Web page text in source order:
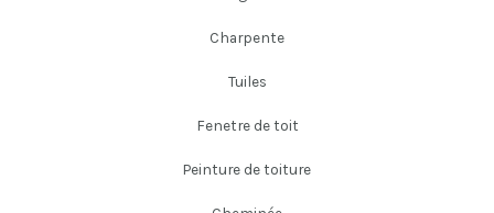
Charpente
Tuiles
Fenetre de toit
Peinture de toiture